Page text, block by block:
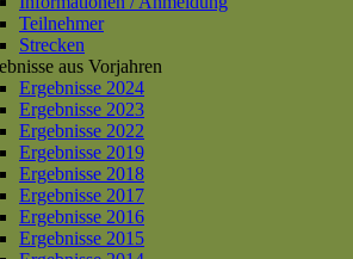
Teilnehmer
Strecken
aus Vorjahren
Ergebnisse 2024
Ergebnisse 2023
Ergebnisse 2022
Ergebnisse 2019
Ergebnisse 2018
Ergebnisse 2017
Ergebnisse 2016
Ergebnisse 2015